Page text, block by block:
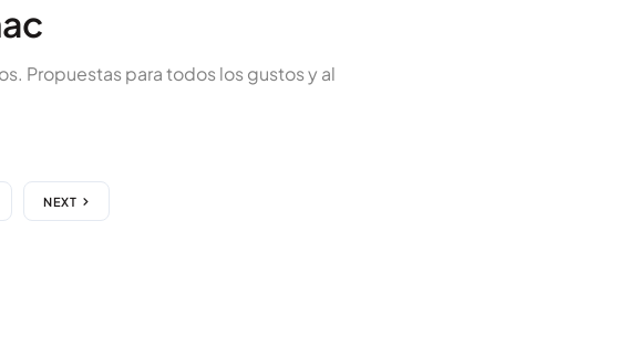
Propuestas para todos los gustos y al
NEXT